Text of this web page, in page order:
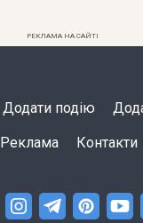
РЕКЛАМА НА САЙТІ
Додати подію
Реклама Контакти